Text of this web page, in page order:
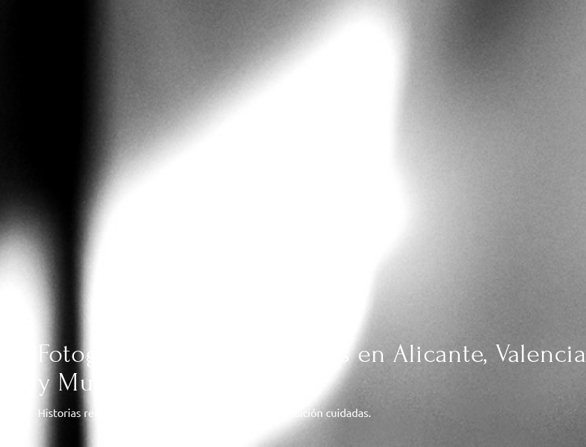
Fotografía y Vídeo de Bodas en Alicante, Valencia
y Murcia
Historias reales, sin poses forzadas, con luz y composición cuidadas.